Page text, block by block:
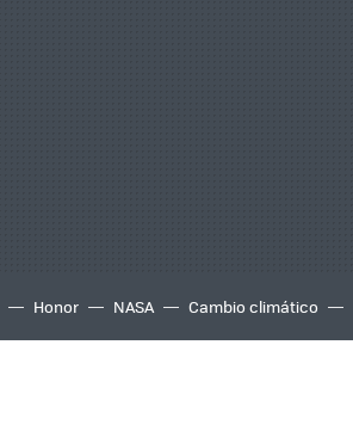
Honor NASA Cambio climático